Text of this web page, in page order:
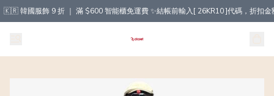
🇰🇷 韓國服飾 9 折 ｜ 滿 $600 智能櫃免運費 ✨結帳前輸入[ 26KR10 ]代碼，折扣金